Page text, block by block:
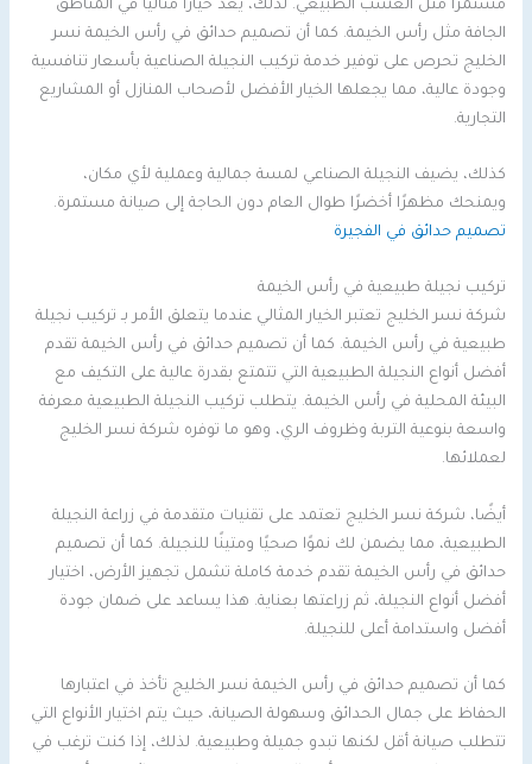
مستمرًا مثل العشب الطبيعي. لذلك، يعد خيارًا مثاليًا في المناطق
الجافة مثل رأس الخيمة. كما أن تصميم حدائق في رأس الخيمة نسر
الخليج تحرص على توفير خدمة تركيب النجيلة الصناعية بأسعار تنافسية
وجودة عالية، مما يجعلها الخيار الأفضل لأصحاب المنازل أو المشاريع
التجارية.
كذلك، يضيف النجيلة الصناعي لمسة جمالية وعملية لأي مكان،
ويمنحك مظهرًا أخضرًا طوال العام دون الحاجة إلى صيانة مستمرة.
تصميم حدائق في الفجيرة
تركيب نجيلة طبيعية في رأس الخيمة
شركة نسر الخليج تعتبر الخيار المثالي عندما يتعلق الأمر بـ تركيب نجيلة
طبيعية في رأس الخيمة. كما أن تصميم حدائق في رأس الخيمة تقدم
أفضل أنواع النجيلة الطبيعية التي تتمتع بقدرة عالية على التكيف مع
البيئة المحلية في رأس الخيمة. يتطلب تركيب النجيلة الطبيعية معرفة
واسعة بنوعية التربة وظروف الري، وهو ما توفره شركة نسر الخليج
لعملائها.
أيضًا، شركة نسر الخليج تعتمد على تقنيات متقدمة في زراعة النجيلة
الطبيعية، مما يضمن لك نموًا صحيًا ومتينًا للنجيلة. كما أن تصميم
حدائق في رأس الخيمة تقدم خدمة كاملة تشمل تجهيز الأرض، اختيار
أفضل أنواع النجيلة، ثم زراعتها بعناية. هذا يساعد على ضمان جودة
أفضل واستدامة أعلى للنجيلة.
كما أن تصميم حدائق في رأس الخيمة نسر الخليج تأخذ في اعتبارها
الحفاظ على جمال الحدائق وسهولة الصيانة، حيث يتم اختيار الأنواع التي
تتطلب صيانة أقل لكنها تبدو جميلة وطبيعية. لذلك، إذا كنت ترغب في